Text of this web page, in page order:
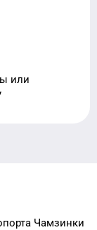
или
Чамзинки